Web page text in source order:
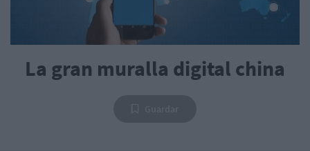
La gran muralla digital china